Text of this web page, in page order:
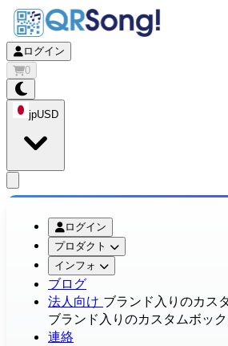
ログイン
0
jpUSD
ログイン
プロダクト
インフォ
ブログ
法人向け ブランド入りのカス
ブランド入りのカスタムボッ
連絡